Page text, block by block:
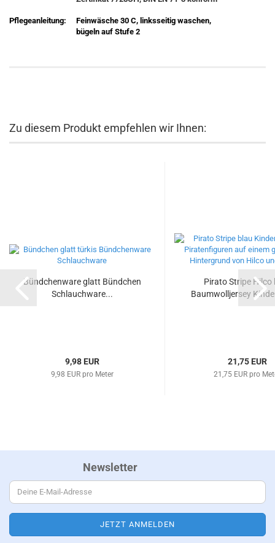
Pflegeanleitung:
Feinwäsche 30 C, linksseitig waschen,
bügeln auf Stufe 2
Zu diesem Produkt empfehlen wir Ihnen:
Bündchenware glatt Bündchen
Schlauchware...
9,98 EUR
9,98 EUR pro Meter
Pirato Stripe Hilco
Baumwolljersey
21,75 EUR
21,75 EUR pro
Newsletter